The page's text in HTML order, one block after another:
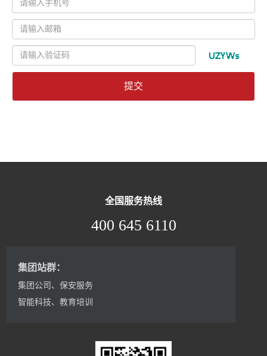
提交
全国服务热线
400 645 6110
集团站群：
集团公司 、 保安服务
智能科技、 教育培训